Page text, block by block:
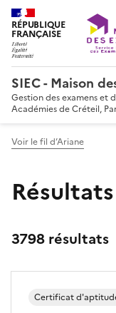
RÉPUBLIQUE
FRANÇAISE
SIEC - Maison
Gestion des examens et
Académies de Créteil,
Voir le fil d’Ariane
Résultats
3798 résultats
Certificat